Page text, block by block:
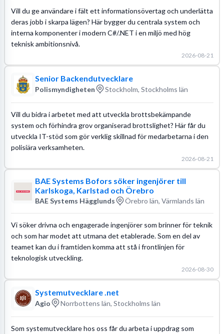
Vill du ge användare i fält ett informationsövertag och underlätta
deras jobb i skarpa lägen? Här bygger du centrala system och
interna komponenter i modern C#/.NET i en miljö med hög
teknisk ambitionsnivå.
2026-08-21
Senior Backendutvecklare
Polismyndigheten Stockholm, Stockholms län
Vill du bidra i arbetet med att utveckla brottsbekämpande
system och förhindra grov organiserad brottslighet? Här får du
utveckla IT-stöd som gör verklig skillnad för medarbetarna i den
polisiära verksamheten.
2026-08-21
BAE Systems Bofors söker ingenjörer till
Karlskoga, Karlstad och Örebro
BAE Systems Hägglunds Örebro län, Värmlands län
Vi söker drivna och engagerade ingenjörer som brinner för teknik
och som har modet att utmana det etablerade. Som en del av
teamet kan du i framtiden komma att stå i frontlinjen för
teknologisk utveckling.
2026-08-30
Systemutvecklare .net
Agio Norrbottens län, Stockholms län
Som systemutvecklare hos oss får du arbeta i uppdrag som